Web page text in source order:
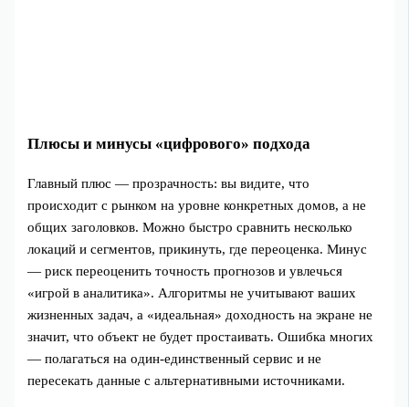
Плюсы и минусы «цифрового» подхода
Главный плюс — прозрачность: вы видите, что
происходит с рынком на уровне конкретных домов, а не
общих заголовков. Можно быстро сравнить несколько
локаций и сегментов, прикинуть, где переоценка. Минус
— риск переоценить точность прогнозов и увлечься
«игрой в аналитика». Алгоритмы не учитывают ваших
жизненных задач, а «идеальная» доходность на экране не
значит, что объект не будет простаивать. Ошибка многих
— полагаться на один-единственный сервис и не
пересекать данные с альтернативными источниками.